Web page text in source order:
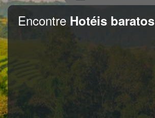
Encontre Hotéis baratos